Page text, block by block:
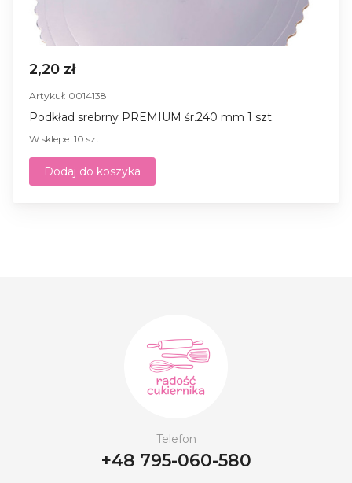
2,20 zł
Artykuł: 0014138
Podkład srebrny PREMIUM śr.240 mm 1 szt.
W sklepe: 10 szt.
Dodaj do koszyka
Telefon
+48 795-060-580